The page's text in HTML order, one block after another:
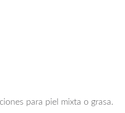
para piel mixta o grasa.